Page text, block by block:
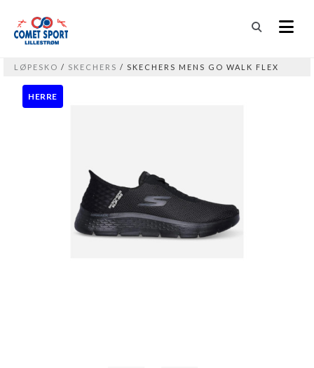
LØPESKO / SKECHERS / SKECHERS MENS GO WALK FLEX
HERRE